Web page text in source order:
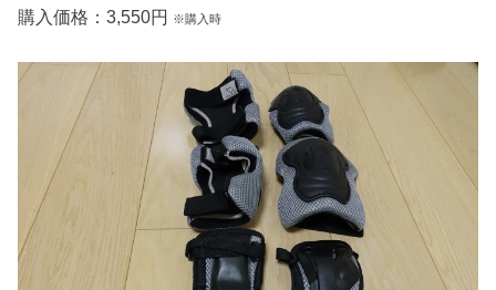
購入価格：3,550円
※購入時